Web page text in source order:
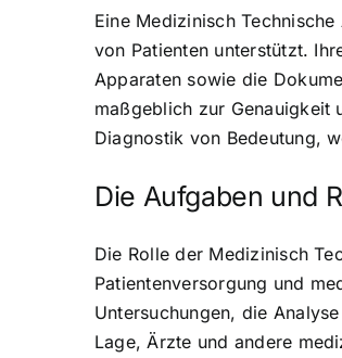
Eine Medizinisch
von Patienten unterstützt.
Apparaten sowie die
maßgeblich zur Genauigkeit
Diagnostik von Bedeutung,
Die Aufgaben und
Die Rolle der Medizinisch
Patientenversorgung und
Untersuchungen, die
Lage, Ärzte und andere